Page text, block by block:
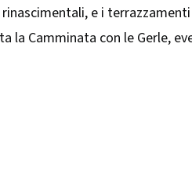
e i
la Camminata con le Gerle,